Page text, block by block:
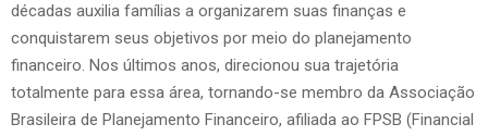
décadas auxilia famílias a organizarem suas finanças e
conquistarem seus objetivos por meio do planejamento
financeiro. Nos últimos anos, direcionou sua trajetória
totalmente para essa área, tornando-se membro da Associação
Brasileira de Planejamento Financeiro, afiliada ao FPSB (Financial